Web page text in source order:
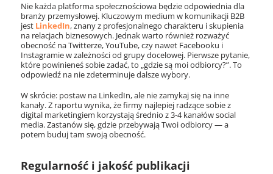
Nie każda platforma społecznościowa będzie odpowiednia dla
branży przemysłowej. Kluczowym medium w komunikacji B2B
jest LinkedIn, znany z profesjonalnego charakteru i skupienia
na relacjach biznesowych. Jednak warto również rozważyć
obecność na Twitterze, YouTube, czy nawet Facebooku i
Instagramie w zależności od grupy docelowej. Pierwsze pytanie,
które powinieneś sobie zadać, to „gdzie są moi odbiorcy?”. To
odpowiedź na nie zdeterminuje dalsze wybory.
W skrócie: postaw na LinkedIn, ale nie zamykaj się na inne
kanały. Z raportu wynika, że firmy najlepiej radzące sobie z
digital marketingiem korzystają średnio z3-4 kanałów social
media.Zastanów się, gdzie przebywają Twoi odbiorcy — a
potem buduj tam swoją obecność.
Regularność i jakość publikacji